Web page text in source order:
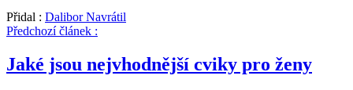
Přidal : Dalibor Navrátil
Předchozí článek :
Jaké jsou nejvhodnější cviky pro ženy